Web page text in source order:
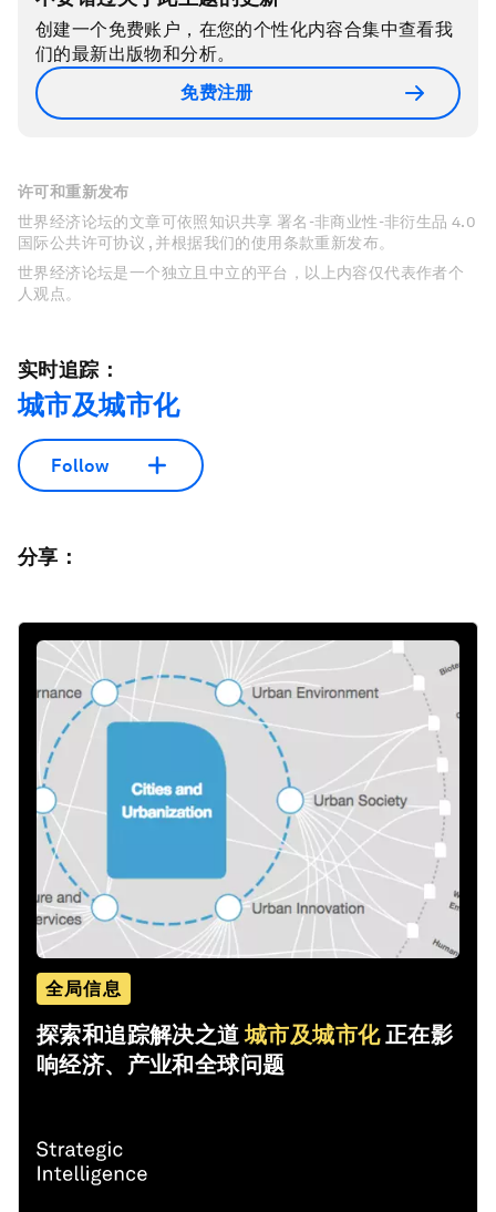
创建一个免费账户，在您的个性化内容合集中查看我
们的最新出版物和分析。
免费注册
许可和重新发布
世界经济论坛的文章可依照知识共享 署名-非商业性-非衍生品 4.0
国际公共许可协议 , 并根据我们的使用条款重新发布。
世界经济论坛是一个独立且中立的平台，以上内容仅代表作者个
人观点。
实时追踪：
城市及城市化
Follow
分享：
全局信息
探索和追踪解决之道城市及城市化正在影
响经济、产业和全球问题